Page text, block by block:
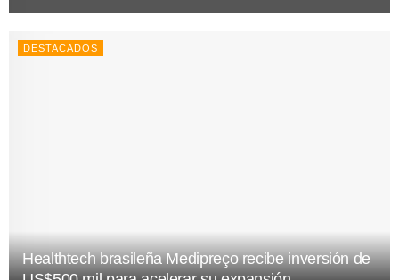
DESTACADOS
Healthtech brasileña Medipreço recibe inversión de